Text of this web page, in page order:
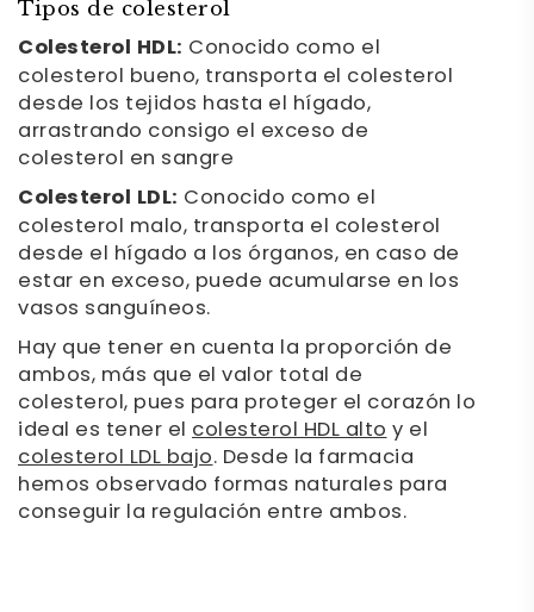
Tipos de colesterol
Colesterol HDL: Conocido como el
colesterol bueno, transporta el colesterol
desde los tejidos hasta el hígado,
arrastrando consigo el exceso de
colesterol en sangre
Colesterol LDL: Conocido como el
colesterol malo, transporta el colesterol
desde el hígado a los órganos, en caso de
estar en exceso, puede acumularse en los
vasos sanguíneos.
Hay que tener en cuenta la proporción de
ambos, más que el valor total de
colesterol, pues para proteger el corazón lo
ideal es tener el colesterol HDL altoy el
colesterol LDL bajo. Desde la farmacia
hemos observado formas naturales para
conseguir la regulación entre ambos.